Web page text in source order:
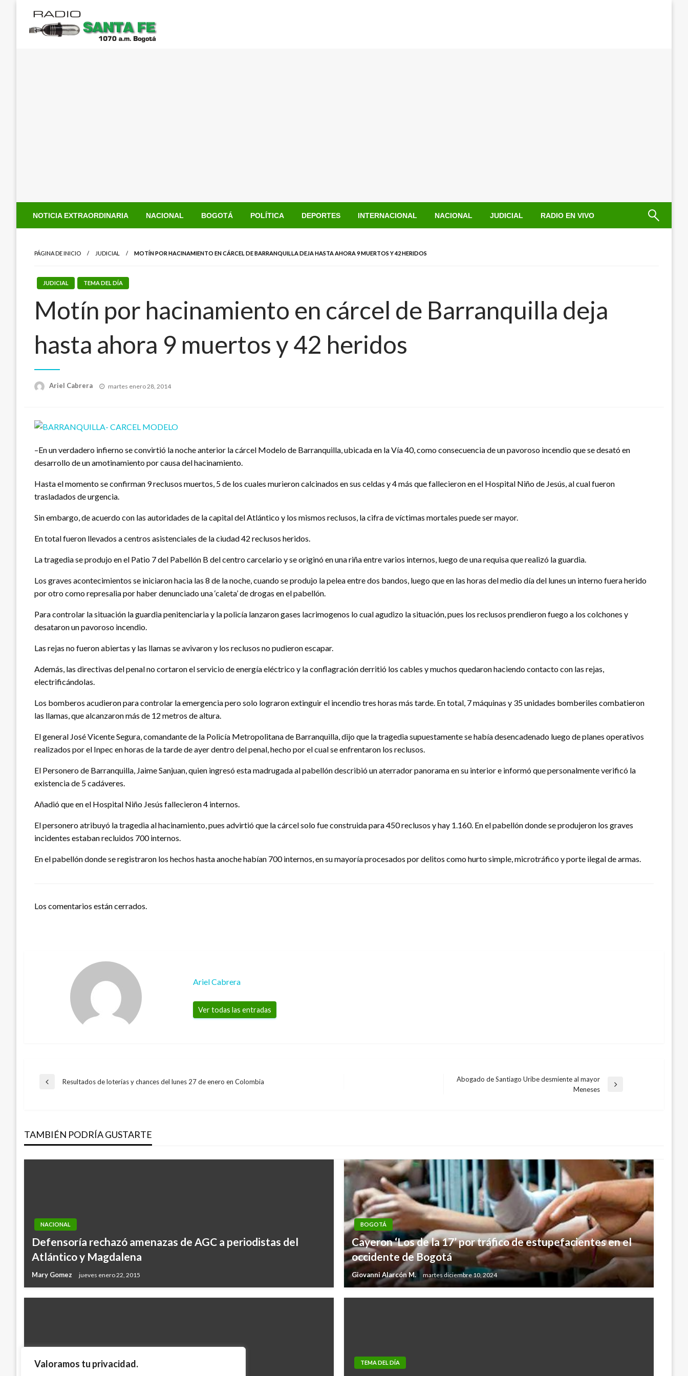
Valoramos tu privacidad.
contenido
NOTICIA EXTRAORDINARIA NACIONAL BOGOTÁ POLÍTICA DEPORTES INTERNACIONAL NACIONAL JUDICIAL RADIO EN VIVO
PÁGINA DE INICIO JUDICIAL MOTÍN POR HACINAMIENTO EN CÁRCEL DE BARRANQUILLA DEJA HASTA AHORA 9 MUERTOS Y 42 HERIDOS
JUDICIAL TEMA DEL DÍA
Motín por hacinamiento en cárcel de Barranquilla deja
hasta ahora 9 muertos y 42 heridos
Ariel Cabrera
Publicado
martes enero 28, 2014
–En un verdadero infierno se convirtió la noche anterior la cárcel Modelo de Barranquilla, ubicada en la Vía 40, como consecuencia de un pavoroso incendio que se desató en
desarrollo de un amotinamiento por causa del hacinamiento.
Hasta el momento se confirman 9 reclusos muertos, 5 de los cuales murieron calcinados en sus celdas y 4 más que fallecieron en el Hospital Niño de Jesús, al cual fueron
trasladados de urgencia.
Sin embargo, de acuerdo con las autoridades de la capital del Atlántico y los mismos reclusos, la cifra de víctimas mortales puede ser mayor.
En total fueron llevados a centros asistenciales de la ciudad 42 reclusos heridos.
La tragedia se produjo en el Patio 7 del Pabellón B del centro carcelario y se originó en una riña entre varios internos, luego de una requisa que realizó la guardia.
Los graves acontecimientos se iniciaron hacia las 8 de la noche, cuando se produjo la pelea entre dos bandos, luego que en las horas del medio día del lunes un interno fuera herido
por otro como represalia por haber denunciado una ‘caleta’ de drogas en el pabellón.
Para controlar la situación la guardia penitenciaria y la policía lanzaron gases lacrimogenos lo cual agudizo la situación, pues los reclusos prendieron fuego a los colchones y
desataron un pavoroso incendio.
Las rejas no fueron abiertas y las llamas se avivaron y los reclusos no pudieron escapar.
Además, las directivas del penal no cortaron el servicio de energía eléctrico y la conflagración derritió los cables y muchos quedaron haciendo contacto con las rejas,
electrificándolas.
Los bomberos acudieron para controlar la emergencia pero solo lograron extinguir el incendio tres horas más tarde. En total, 7 máquinas y 35 unidades bomberiles combatieron
las llamas, que alcanzaron más de 12 metros de altura.
El general José Vicente Segura, comandante de la Policía Metropolitana de Barranquilla, dijo que la tragedia supuestamente se había desencadenado luego de planes operativos
realizados por el Inpec en horas de la tarde de ayer dentro del penal, hecho por el cual se enfrentaron los reclusos.
El Personero de Barranquilla, Jaime Sanjuan, quien ingresó esta madrugada al pabellón describió un aterrador panorama en su interior e informó que personalmente verificó la
existencia de 5 cadáveres.
Añadió que en el Hospital Niño Jesús fallecieron 4 internos.
El personero atribuyó la tragedia al hacinamiento, pues advirtió que la cárcel solo fue construida para 450 reclusos y hay 1.160. En el pabellón donde se produjeron los graves
incidentes estaban recluidos 700 internos.
En el pabellón donde se registraron los hechos hasta anoche habían 700 internos, en su mayoría procesados por delitos como hurto simple, microtráfico y porte ilegal de armas.
Los comentarios están cerrados.
Ariel Cabrera
Ver todas las entradas
Navegación
entradas
Entrada
Resultados de loterías y chances del lunes 27 de enero en Colombia
Abogado de Santiago Uribe desmiente al mayor
Meneses
TAMBIÉN PODRÍA GUSTARTE
NACIONAL
Defensoría rechazó amenazas de AGC a periodistas del
Atlántico y Magdalena
Mary Gomez jueves enero 22, 2015
BOGOTÁ
Cayeron ‘Los de la 17’ por tráfico de estupefacientes en el
occidente de Bogotá
Giovanni Alarcón M. martes diciembre 10, 2024
CUNDINAMARCA TEMA DEL DÍA